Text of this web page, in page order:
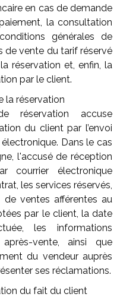
en cas de demande
la consultation
générales de
de vente du tarif réservé
réservation et, enfin, la
par le client.
la réservation
réservation accuse
du client par l’envoi
électronique. Dans le cas
l'accusé de réception
courrier électronique
les services réservés,
ventes afférentes au
par le client, la date
les informations
vente, ainsi que
du vendeur auprès
ses réclamations.
du fait du client